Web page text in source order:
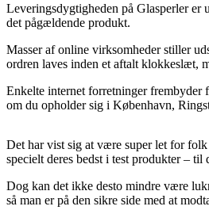
Leveringsdygtigheden på Glasperler er
det pågældende produkt.
Masser af online virksomheder stiller
ordren laves inden et aftalt klokkeslæt,
Enkelte internet forretninger frembyder
om du opholder sig i København,
Det har vist sig at være super let for
specielt deres bedst i test produkter –
Dog kan det ikke desto mindre være
så man er på den sikre side med at